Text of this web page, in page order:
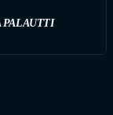
PALAUTTI